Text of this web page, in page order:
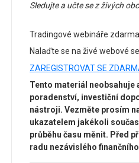
Sledujte a učte se z živých
Tradingové webináře zdarma
Nalaďte se na živé webové
ZAREGISTROVAT SE
Tento materiál neobsahuje
poradenství, investiční
nástroji. Vezměte prosím
ukazatelem jakékoli
průběhu času měnit. Před
radu nezávislého